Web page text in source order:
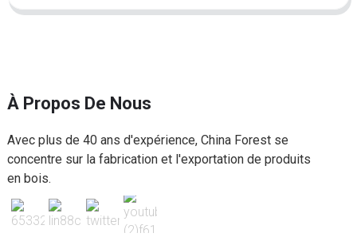
À Propos De Nous
Avec plus de 40 ans d'expérience, China Forest se
concentre sur la fabrication et l'exportation de produits
en bois.